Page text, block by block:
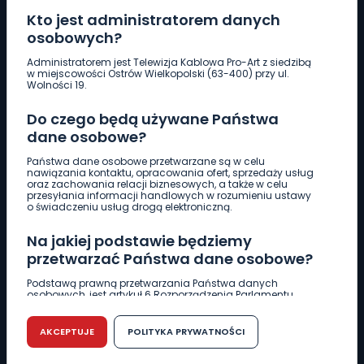
Kto jest administratorem danych
osobowych?
Administratorem jest Telewizja Kablowa Pro-Art z siedzibą
w miejscowości Ostrów Wielkopolski (63-400) przy ul.
Wolności 19.
Do czego będą używane Państwa
dane osobowe?
Państwa dane osobowe przetwarzane są w celu
nawiązania kontaktu, opracowania ofert, sprzedaży usług
oraz zachowania relacji biznesowych, a także w celu
przesyłania informacji handlowych w rozumieniu ustawy
o świadczeniu usług drogą elektroniczną.
Na jakiej podstawie będziemy
przetwarzać Państwa dane osobowe?
Podstawą prawną przetwarzania Państwa danych
osobowych, jest artykuł 6 Rozporządzenia Parlamentu
r. w sprawie ochrony osób fizycznych w związku z
przetwarzaniem danych osobowych w sprawie
swobodnego przepływu takich danych oraz uchylenia
dyrektywy 95/46/WE (RODO).
AKCEPTUJE POLITYKA PRYWATNOŚCI
Pobierz logotyp
661 997 997
REDAKCJA
62 735 22 22redakcja@wlkp24.info
DZIAŁ REKLAMY
62 735 01 85 reklama@wlkp24.info
WIADOMOŚCI
CIEKAWOSTKI